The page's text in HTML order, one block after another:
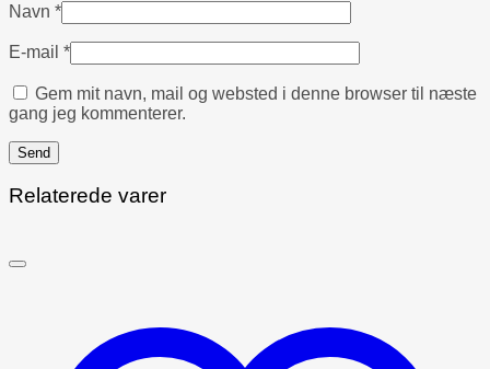
Navn *
E-mail *
Gem mit navn, mail og websted i denne browser til næste
gang jeg kommenterer.
Relaterede varer